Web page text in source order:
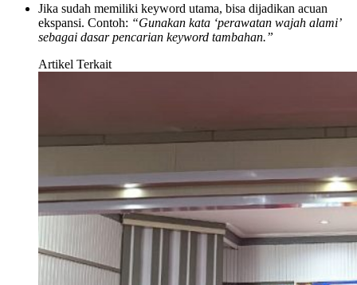
Jika sudah memiliki keyword utama, bisa dijadikan acuan
ekspansi. Contoh: “Gunakan kata ‘perawatan wajah alami’
sebagai dasar pencarian keyword tambahan.”
Artikel Terkait